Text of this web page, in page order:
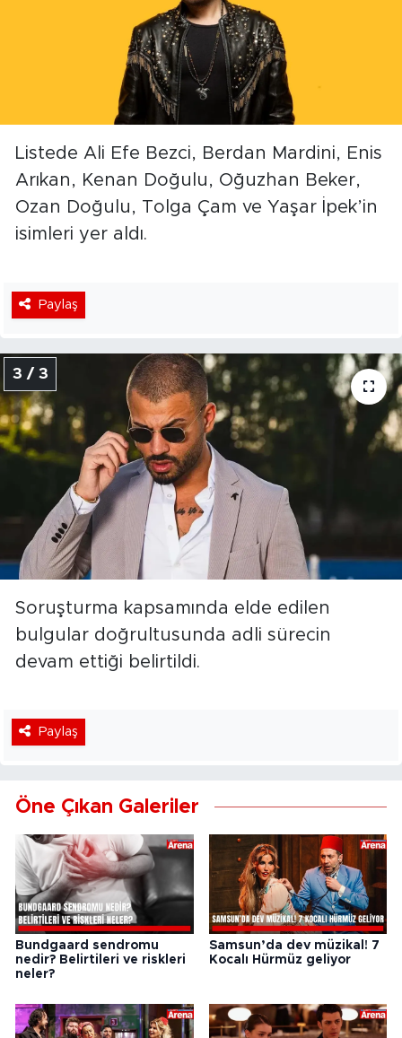
Listede Ali Efe Bezci, Berdan Mardini, Enis
Arıkan, Kenan Doğulu, Oğuzhan Beker,
Ozan Doğulu, Tolga Çam ve Yaşar İpek’in
isimleri yer aldı.
Paylaş
3 / 3
Soruşturma kapsamında elde edilen
bulgular doğrultusunda adli sürecin
devam ettiği belirtildi.
Paylaş
Öne Çıkan Galeriler
Bundgaard sendromu
nedir? Belirtileri ve riskleri
neler?
Samsun’da dev müzikal! 7
Kocalı Hürmüz geliyor